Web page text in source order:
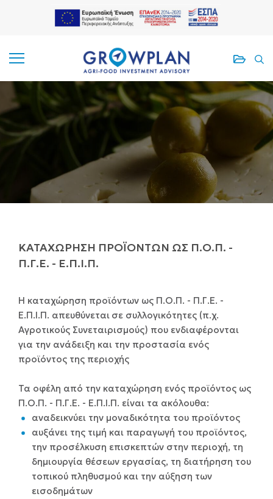
ΚΑΤΑΧΏΡΗΣΗ ΠΡΟΪΌΝΤΩΝ ΩΣ Π.Ο.Π. -
Π.Γ.Ε. - Ε.Π.Ι.Π.
Η καταχώρηση προϊόντων ως Π.Ο.Π. - Π.Γ.Ε. -
Ε.Π.Ι.Π. απευθύνεται σε συλλογικότητες (π.χ.
Αγροτικούς Συνεταιρισμούς) που ενδιαφέρονται
για την ανάδειξη και την προστασία ενός
προϊόντος της περιοχής
Τα οφέλη από την καταχώρηση ενός προϊόντος ως
Π.Ο.Π. - Π.Γ.Ε. - Ε.Π.Ι.Π. είναι τα ακόλουθα:
αναδεικνύει την μοναδικότητα του προϊόντος
αυξάνει της τιμή και παραγωγή του προϊόντος,
την προσέλκυση επισκεπτών στην περιοχή, τη
δημιουργία θέσεων εργασίας, τη διατήρηση του
τοπικού πληθυσμού και την αύξηση των
εισοδημάτων